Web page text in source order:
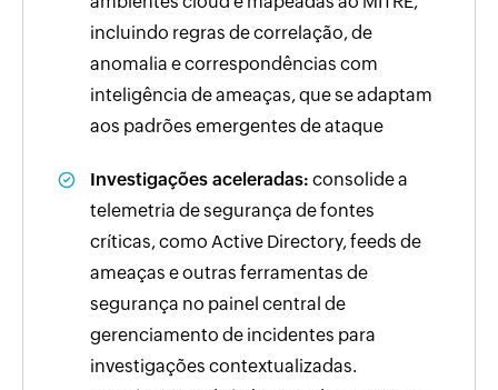
incluindo regras de correlação, de
anomalia e correspondências com
inteligência de ameaças, que se adaptam
aos padrões emergentes de ataque
Investigações aceleradas: consolide a
telemetria de segurança de fontes
críticas, como Active Directory, feeds de
ameaças e outras ferramentas de
segurança no painel central de
gerenciamento de incidentes para
investigações contextualizadas.